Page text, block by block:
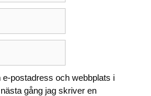
postadress och webbplats i
gång jag skriver en